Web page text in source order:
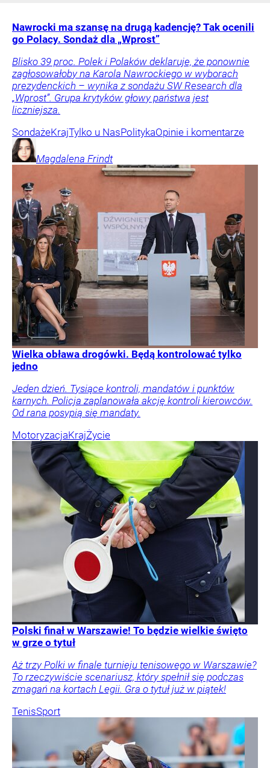
Nawrocki ma szansę na drugą kadencję? Tak ocenili
go Polacy. Sondaż dla „Wprost”
Blisko 39 proc. Polek i Polaków deklaruje, że ponownie
zagłosowałoby na Karola Nawrockiego w wyborach
prezydenckich – wynika z sondażu SW Research dla
„Wprost”. Grupa krytyków głowy państwa jest
liczniejsza.
SondażeKrajTylko u NasPolitykaOpinie i komentarze
Magdalena Frindt
Wielka obława drogówki. Będą kontrolować tylko
jedno
Jeden dzień. Tysiące kontroli, mandatów i punktów
karnych. Policja zaplanowała akcję kontroli kierowców.
Od rana posypią się mandaty.
MotoryzacjaKrajŻycie
Polski finał w Warszawie! To będzie wielkie święto
w grze o tytuł
Aż trzy Polki w finale turnieju tenisowego w Warszawie?
To rzeczywiście scenariusz, który spełnił się podczas
zmagań na kortach Legii. Gra o tytuł już w piątek!
TenisSport